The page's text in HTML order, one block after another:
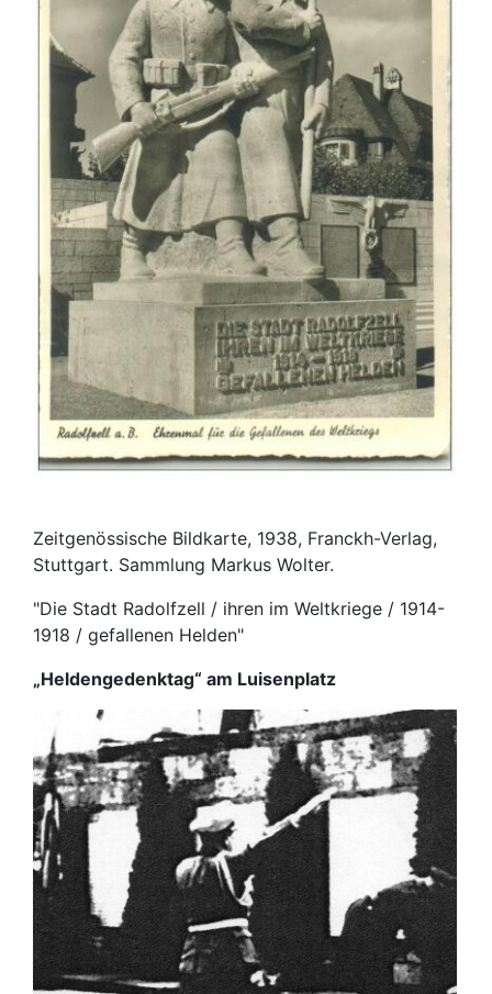
Zeitgenössische Bildkarte, 1938, Franckh-Verlag,
Stuttgart. Sammlung Markus Wolter.
"Die Stadt Radolfzell / ihren im Weltkriege / 1914-
1918 / gefallenen Helden"
„Heldengedenktag“ am Luisenplatz